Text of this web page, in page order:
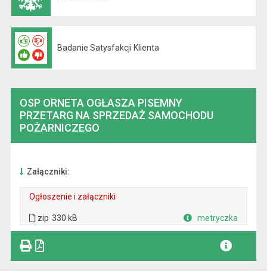
Badanie Satysfakcji Klienta
OSP ORNETA OGŁASZA PISEMNY
PRZETARG NA SPRZEDAŻ SAMOCHODU
POŻARNICZEGO
Załączniki:
Ogłoszenie i załączniki
zip 330 kB metryczka